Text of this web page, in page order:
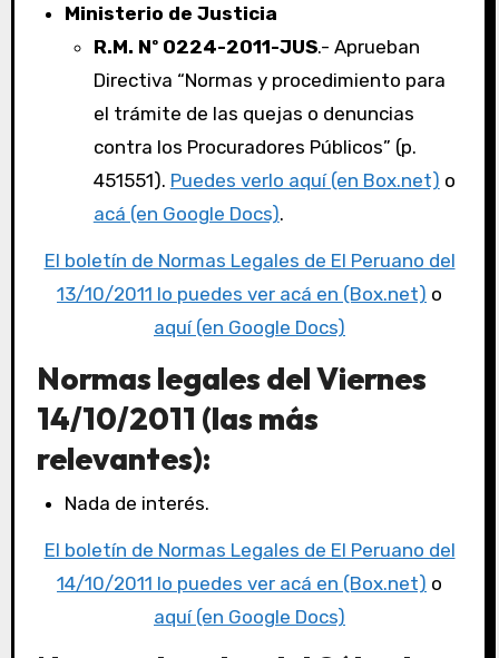
Ministerio de Justicia
R.M. Nº 0224-2011-JUS.- Aprueban
Directiva “Normas y procedimiento para
el trámite de las quejas o denuncias
contra los Procuradores Públicos” (p.
451551). Puedes verlo aquí (en Box.net) o
acá (en Google Docs).
El boletín de Normas Legales de El Peruano del
13/10/2011 lo puedes ver acá en (Box.net) o
aquí (en Google Docs)
Normas legales del Viernes
14/10/2011 (las más
relevantes):
Nada de interés.
El boletín de Normas Legales de El Peruano del
14/10/2011 lo puedes ver acá en (Box.net) o
aquí (en Google Docs)